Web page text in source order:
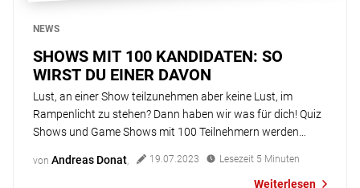
NEWS
SHOWS MIT 100 KANDIDATEN: SO
WIRST DU EINER DAVON
Lust, an einer Show teilzunehmen aber keine Lust, im
Rampenlicht zu stehen? Dann haben wir was für dich! Quiz
Shows und Game Shows mit 100 Teilnehmern werden
allein vorm Publikum. Und trotzdem haben alle die Chance
aufs dicke Preisgeld. Die perfekte Gelegenheit also für alle,
von Andreas Donat, 19.07.2023 Lesezeit 5 Minuten
Weiterlesen